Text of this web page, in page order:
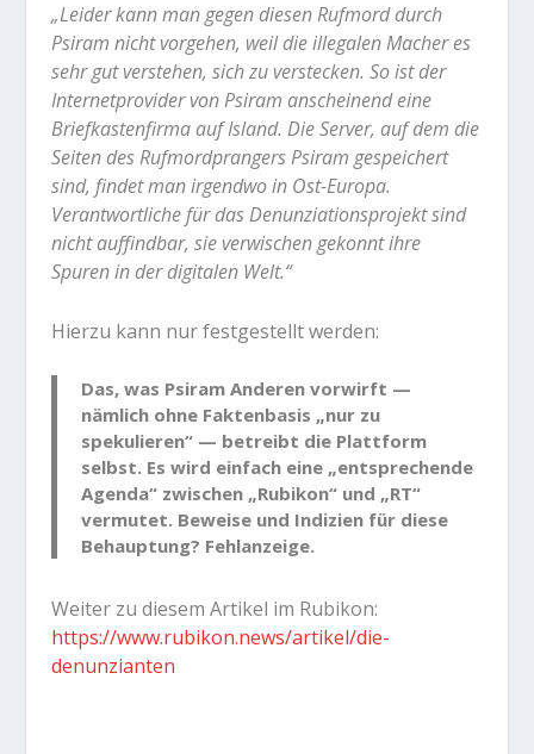
„Leider kann man gegen diesen Rufmord durch
Psiram nicht vorgehen, weil die illegalen Macher es
sehr gut verstehen, sich zu verstecken. So ist der
Internetprovider von Psiram anscheinend eine
Briefkastenfirma auf Island. Die Server, auf dem die
Seiten des Rufmordprangers Psiram gespeichert
sind, findet man irgendwo in Ost-Europa.
Verantwortliche für das Denunziationsprojekt sind
nicht auffindbar, sie verwischen gekonnt ihre
Spuren in der digitalen Welt.“
Hierzu kann nur festgestellt werden:
Das, was Psiram Anderen vorwirft —
nämlich ohne Faktenbasis „nur zu
spekulieren“ — betreibt die Plattform
selbst. Es wird einfach eine „entsprechende
Agenda“ zwischen „Rubikon“ und „RT“
vermutet. Beweise und Indizien für diese
Behauptung? Fehlanzeige.
Weiter zu diesem Artikel im Rubikon:
https://www.rubikon.news/artikel/die-
denunzianten